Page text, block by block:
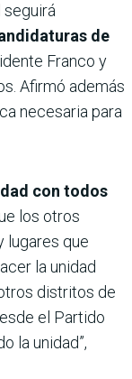
seguirá
de
Franco y
Afirmó además
necesaria para
con todos
los otros
lugares que
la unidad
distritos de
el Partido
la unidad”,